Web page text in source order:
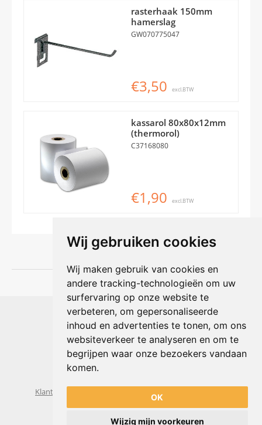
Wij gebruiken cookies
Wij maken gebruik van cookies en
andere tracking-technologieën om uw
surfervaring op onze website te
verbeteren, om gepersonaliseerde
inhoud en advertenties te tonen, om ons
websiteverkeer te analyseren en om te
begrijpen waar onze bezoekers vandaan
komen.
OK
Wijzig mijn voorkeuren
rasterhaak 150mm
hamerslag
GW070775047
€3,50 excl.BTW
kassarol 80x80x12mm
(thermorol)
C37168080
€1,90 excl.BTW
Shophouse online
Max Planckstraat 4
6716 BE Ede, Nederland
Telefoon:+31(0)318 618 121
E-mail: info@shophouse.nl
Geopend: ma t/m vr 09:00-17:00 uur
Klantenservice
Algemene voorwaarden